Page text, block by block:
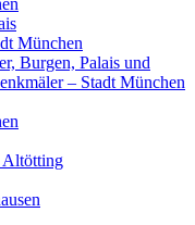
München
Burgen, Palais und
– Stadt München
Altötting